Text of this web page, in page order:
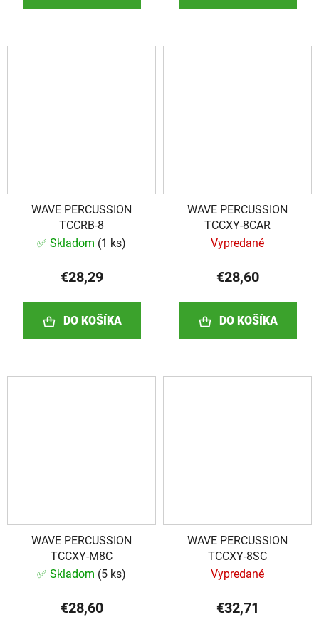
WAVE PERCUSSION
TCCRB-8
✅ Skladom (1 ks)
€28,29
DO KOŠÍKA
WAVE PERCUSSION
TCCXY-8CAR
Vypredané
€28,60
DO KOŠÍKA
WAVE PERCUSSION
TCCXY-M8C
✅ Skladom (5 ks)
€28,60
WAVE PERCUSSION
TCCXY-8SC
Vypredané
€32,71